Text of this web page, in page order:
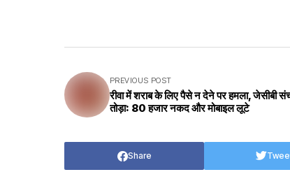
PREVIOUS POST
रीवा में शराब के लिए पैसे न देने पर हमला, जेसीबी
तोड़ा: 80 हजार नकद और मोबाइल लूटे
Share